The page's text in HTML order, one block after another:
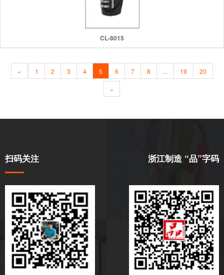
CL-8015
« 1 2 3 4 5 6 7 8 ... 19 20
»
扫码关注 浙江制造 “品”字码